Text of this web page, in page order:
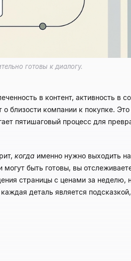
готовы к диалогу.
в контент, активность в
близости компании к покупке.
пятишаговый процесс для
когда именно нужно выходить
быть готовы, вы
страницы с ценами за неделю,
деталь является